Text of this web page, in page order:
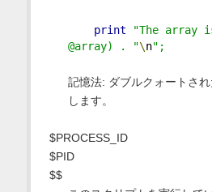
print "The array
@array) . "\n";
記憶法: ダブルクォートさ
します。
$PROCESS_ID
$PID
$$